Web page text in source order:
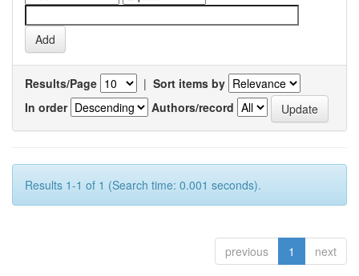
Results/Page | Sort items by
In order
Authors/record
Results 1-1 of 1 (Search time: 0.001 seconds).
previous 1 next